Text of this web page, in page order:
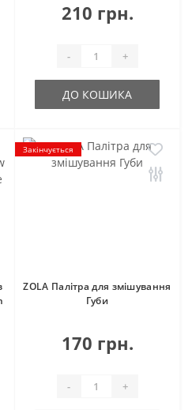
210 грн.
- +
ДО КОШИКА
Закінчується
ZOLA Палітра для змішування
Губи
170 грн.
- +